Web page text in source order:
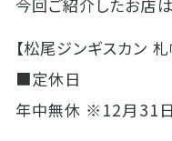
今回ご紹介したお店
【松尾ジンギスカン
■定休日
年中無休 ※12月31